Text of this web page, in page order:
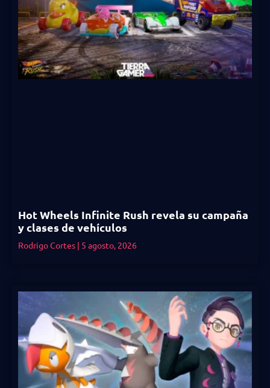
Hot Wheels Infinite Rush revela su campaña
y clases de vehículos
Rodrigo Cortes 5 agosto, 2026